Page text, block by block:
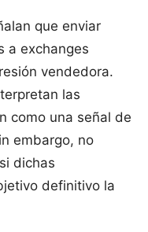
que enviar
a exchanges
vendedora.
las
como una señal de
embargo, no
dichas
definitivo la